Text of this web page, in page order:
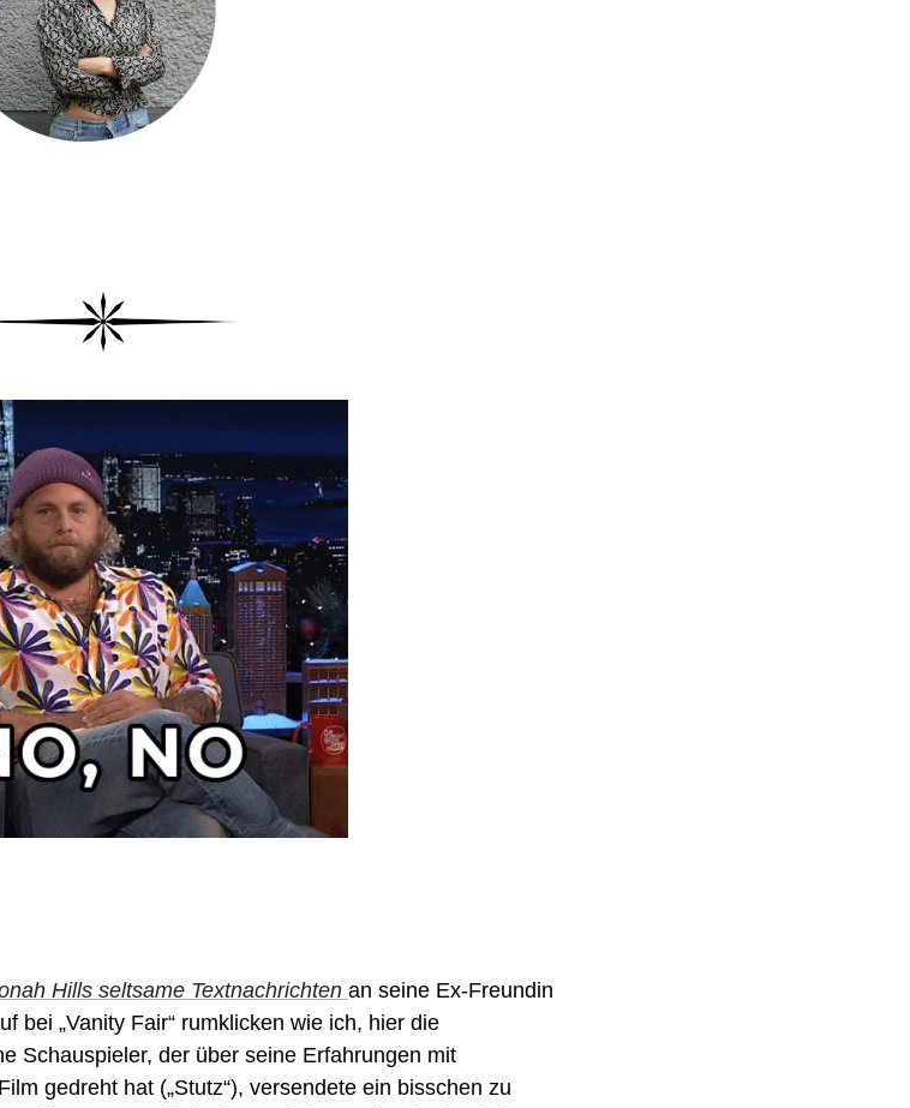
Hills seltsame Textnachrichten an seine Ex-Freundin
bei „Vanity Fair“ rumklicken wie ich, hier die
Schauspieler, der über seine Erfahrungen mit
gedreht hat („Stutz“), versendete ein bisschen zu